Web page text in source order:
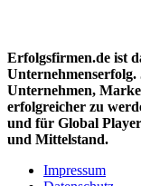
Erfolgsfirmen.de ist
Unternehmenserfolg.
Unternehmen,
erfolgreicher zu
und für Global
und Mittelstand.
Impressum